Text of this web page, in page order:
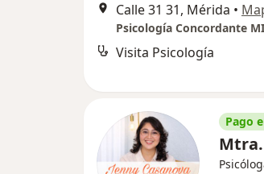
Calle 31 31, Mérida •
Psicología Concordante
Visita Psicología
Pago
Mtra.